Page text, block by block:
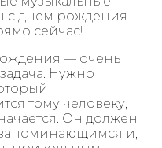
с днем рождения
сейчас!
— очень
Нужно
тому человеку,
Он должен
и,